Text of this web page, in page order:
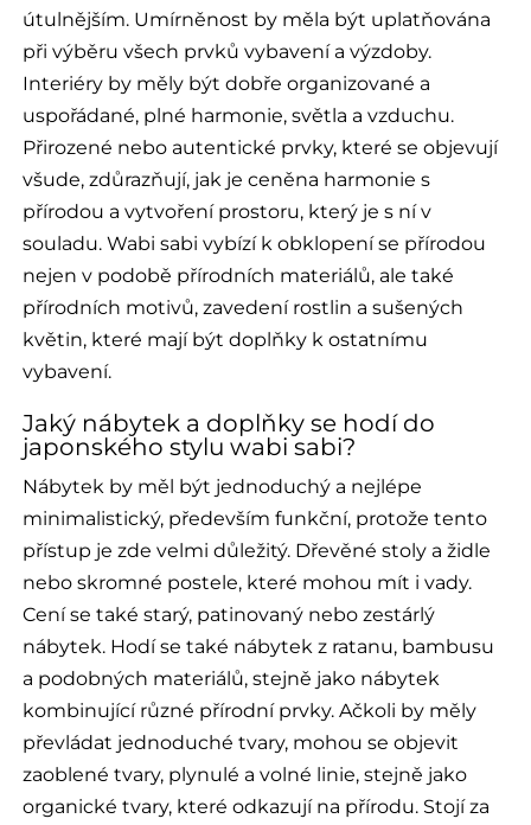
útulnějším. Umírněnost by měla být uplatňována
při výběru všech prvků vybavení a výzdoby.
Interiéry by měly být dobře organizované a
uspořádané, plné harmonie, světla a vzduchu.
Přirozené nebo autentické prvky, které se objevují
všude, zdůrazňují, jak je ceněna harmonie s
přírodou a vytvoření prostoru, který je s ní v
souladu. Wabi sabi vybízí k obklopení se přírodou
nejen v podobě přírodních materiálů, ale také
přírodních motivů, zavedení rostlin a sušených
květin, které mají být doplňky k ostatnímu
vybavení.
Jaký nábytek a doplňky se hodí do
japonského stylu wabi sabi?
Nábytek by měl být jednoduchý a nejlépe
minimalistický, především funkční, protože tento
přístup je zde velmi důležitý. Dřevěné stoly a židle
nebo skromné postele, které mohou mít i vady.
Cení se také starý, patinovaný nebo zestárlý
nábytek. Hodí se také nábytek z ratanu, bambusu
a podobných materiálů, stejně jako nábytek
kombinující různé přírodní prvky. Ačkoli by měly
převládat jednoduché tvary, mohou se objevit
zaoblené tvary, plynulé a volné linie, stejně jako
organické tvary, které odkazují na přírodu. Stojí za